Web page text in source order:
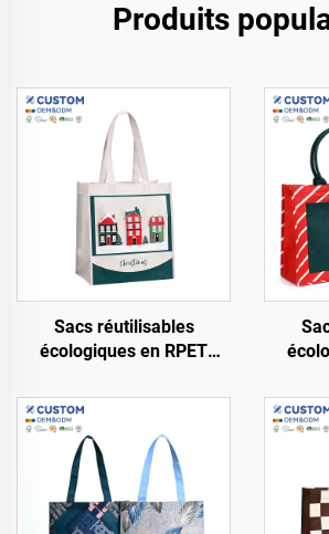
Produits
Sacs réutilisables
écologiques en RPET
durables pour courses